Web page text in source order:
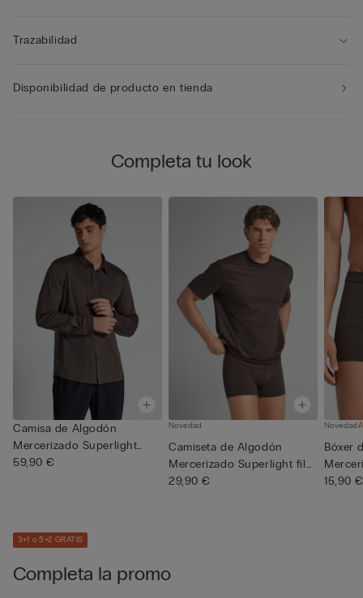
Trazabilidad
Disponibilidad de producto en tienda
Completa tu look
Camisa de Algodón
Mercerizado Superlight
Manga Lar...
59,90 €
Novedad
Camiseta de Algodón
Mercerizado Superlight filo
Pr...
29,90 €
Novedad
Bóxer
15,90 €
3+1 o 5+2 GRATIS
Completa la promo